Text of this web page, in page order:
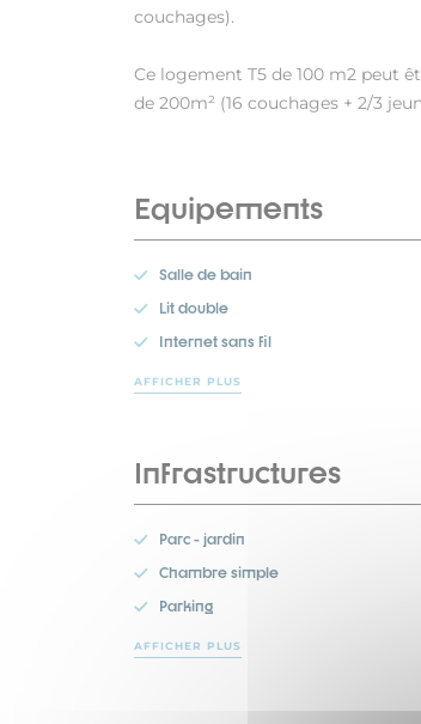
couchages).
Ce logement T5 de 100 m2 peut
de 200m² (16 couchages + 2/3
Equipements
Salle de bain
Lit double
Internet sans fil
AFFICHER PLUS
Infrastructures
Parc - jardin
Chambre simple
Parking
AFFICHER PLUS